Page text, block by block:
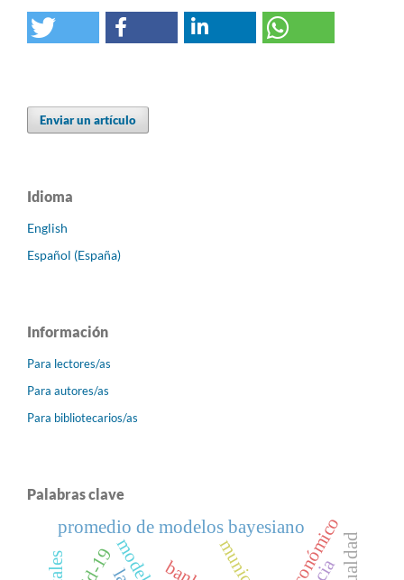
Enviar un artículo
Idioma
English
Español (España)
Información
Para lectores/as
Para autores/as
Para bibliotecarios/as
Palabras clave
promedio de modelos bayesiano